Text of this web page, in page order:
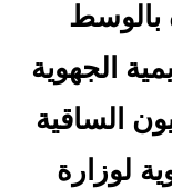
بالوسط
الجهوية
الساقية
لوزارة